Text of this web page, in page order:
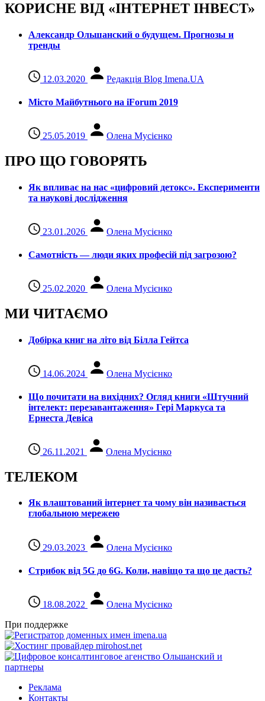
КОРИСНЕ ВІД «ІНТЕРНЕТ ІНВЕСТ»
Александр Ольшанский о будущем. Прогнозы и
тренды
12.03.2020 Редакція Blog Imena.UA
Місто Майбутнього на iForum 2019
25.05.2019 Олена Мусієнко
ПРО ЩО ГОВОРЯТЬ
Як впливає на нас «цифровий детокс». Експерименти
та наукові дослідження
23.01.2026 Олена Мусієнко
Самотність — люди яких професій під загрозою?
25.02.2020 Олена Мусієнко
МИ ЧИТАЄМО
Добірка книг на літо від Білла Гейтса
14.06.2024 Олена Мусієнко
Що почитати на вихідних? Огляд книги «Штучний
інтелект: перезавантаження» Гері Маркуса та
Ернеста Девіса
26.11.2021 Олена Мусієнко
ТЕЛЕКОМ
Як влаштований інтернет та чому він називається
глобальною мережею
29.03.2023 Олена Мусієнко
Стрибок від 5G до 6G. Коли, навіщо та що це даcть?
18.08.2022
Олена Мусієнко
При поддержке
Реклама
Контакты